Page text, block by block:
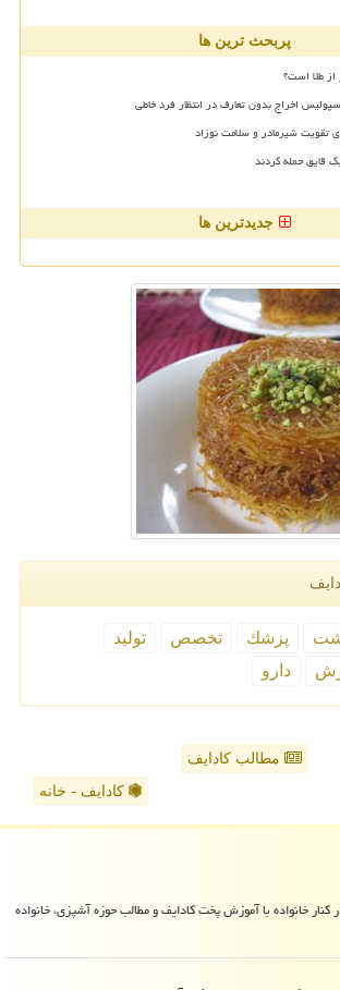
پربحث ترین ها
از طلا است؟
اخراج بدون تعارف در انتظار فرد خاطی
تقویت شیرمادر و سلامت نوزاد
قایق حمله کردند
جدیدترین ها
پزشك تخصص
تولید
دارو
مطالب کادایف
کادایف - خانه
خانواده با آموزش پخت کادایف و مطالب حوزه آشپزی، خانواده